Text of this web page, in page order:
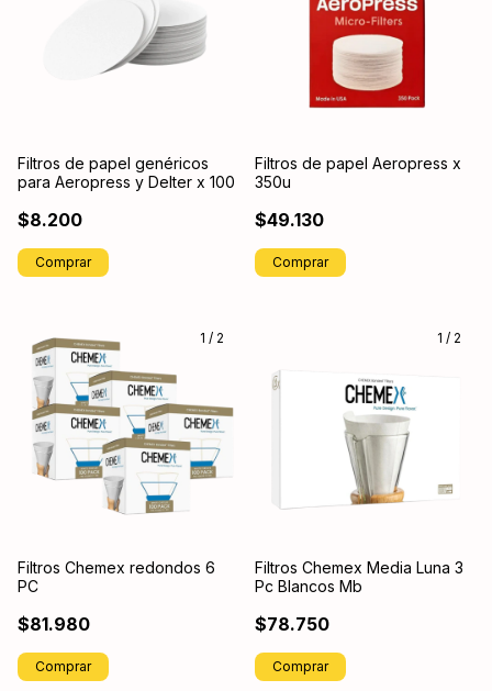
Filtros de papel genéricos
para Aeropress y Delter x 100
$8.200
Filtros de papel Aeropress x
350u
$49.130
1 / 2
Filtros Chemex redondos 6
PC
$81.980
1 / 2
Filtros Chemex Media Luna 3
Pc Blancos Mb
$78.750